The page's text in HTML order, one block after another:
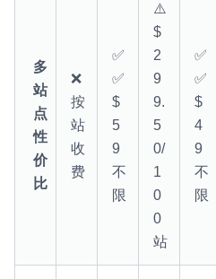
多
站
点
性
价
比
❌
按
站
收
费
✅
✅
$
5
9
不
限
⚠️
$
2
9
9.
5
0/
1
0
0
站
✅
✅
$
4
9
不
限